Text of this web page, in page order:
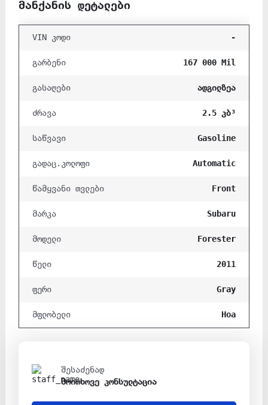
მანქანის დეტალები
VIN კოდი -
გარბენი 167 000 Mil
გასაღები ადგილზეა
ძრავა 2.5 კბ³
საწვავი Gasoline
გადაც.კოლოფი Automatic
წამყვანი თვლები Front
მარკა Subaru
მოდელი Forester
წელი 2011
ფერი Gray
მფლობელი Hoa
შესაძენად
მოითხოვე კონსულტაცია